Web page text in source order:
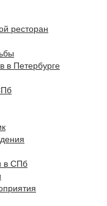
ресторан
в Петербурге
в СПб